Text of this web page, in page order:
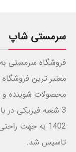
سرمستی شاپ
فروشگاه سرمستی
معتبر ترین
3 شعبه فیزیکی در
1402 به جهت
تاسیس شد.